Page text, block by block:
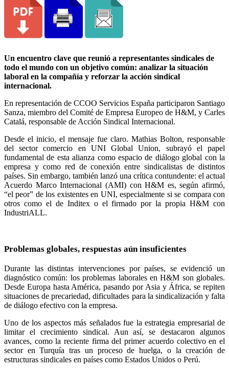
Un encuentro clave que reunió a representantes sindicales de
todo el mundo con un objetivo común: analizar la situación
laboral en la compañía y reforzar la acción sindical
internacional.
En representación de CCOO Servicios España participaron Santiago
Sanza, miembro del Comité de Empresa Europeo de H&M, y Carles
Catalá, responsable de Acción Sindical Internacional.
Desde el inicio, el mensaje fue claro. Mathias Bolton, responsable
del sector comercio en UNI Global Union, subrayó el papel
fundamental de esta alianza como espacio de diálogo global con la
empresa y como red de conexión entre sindicalistas de distintos
países. Sin embargo, también lanzó una crítica contundente: el actual
Acuerdo Marco Internacional (AMI) con H&M es, según afirmó,
“el peor” de los existentes en UNI, especialmente si se compara con
otros como el de Inditex o el firmado por la propia H&M con
IndustriALL.
Problemas globales, respuestas aún insuficientes
Durante las distintas intervenciones por países, se evidenció un
diagnóstico común: los problemas laborales en H&M son globales.
Desde Europa hasta América, pasando por Asia y África, se repiten
situaciones de precariedad, dificultades para la sindicalización y falta
de diálogo efectivo con la empresa.
Uno de los aspectos más señalados fue la estrategia empresarial de
limitar el crecimiento sindical. Aun así, se destacaron algunos
avances, como la reciente firma del primer acuerdo colectivo en el
sector en Turquía tras un proceso de huelga, o la creación de
estructuras sindicales en países como Estados Unidos o Perú.